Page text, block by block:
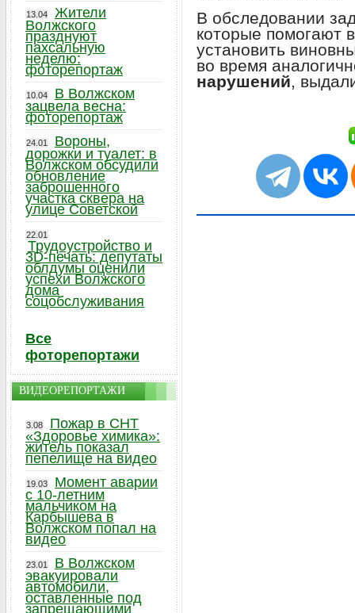
В обследовании
которые помогают
установить
во время
нарушений,
13.04
Жители
Волжского
празднуют
пахсальную
неделю:
фоторепортаж
10.04
В Волжском
зацвела весна:
фоторепортаж
24.01
Вороны,
дорожки и туалет: в
Волжском обсудили
обновление
заброшенного
участка сквера на
улице Советской
22.01
Трудоустройство и
3D-печать: депутаты
облдумы оценили
успехи Волжского
дома
соцобслуживания
Все
фоторепортажи
ВИДЕОРЕПОРТАЖИ
3.08
Пожар в СНТ
«Здоровье химика»:
житель показал
пепелище на видео
19.03
Момент аварии
с 10-летним
мальчиком на
Карбышева в
Волжском попал на
видео
23.01
В Волжском
эвакуировали
автомобили,
оставленные под
запрещающими